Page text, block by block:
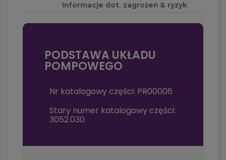
Informacje dot. zagrożeń & ryzyk
PODSTAWA UKŁADU
POMPOWEGO
Nr katalogowy części: PR00006
Stary numer katalogowy części:
3052.030